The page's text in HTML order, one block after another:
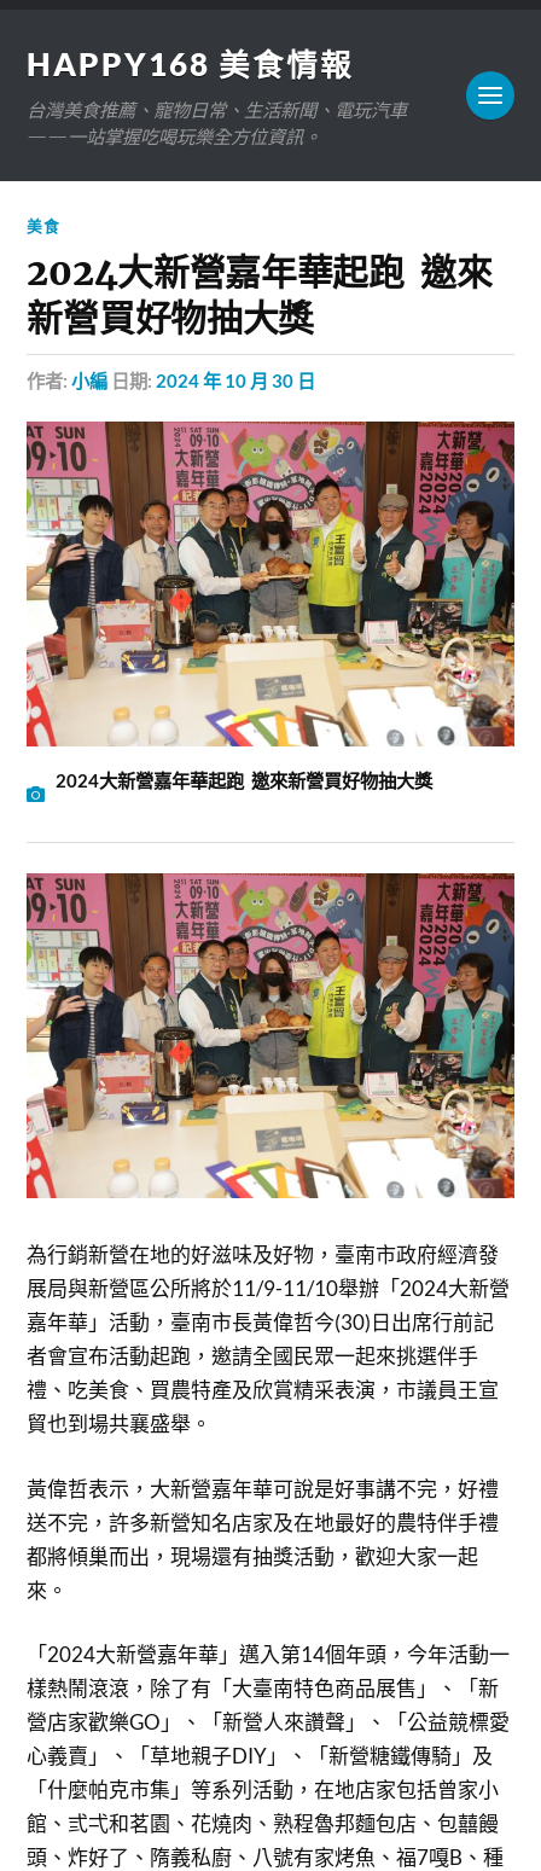
HAPPY168 美食情報
台灣美食推薦、寵物日常、生活新聞、電玩汽車
——一站掌握吃喝玩樂全方位資訊。
美食
2024大新營嘉年華起跑 邀來
新營買好物抽大獎
作者:小編 日期: 2024 年 10 月 30 日
2024大新營嘉年華起跑 邀來新營買好物抽大獎
為行銷新營在地的好滋味及好物，臺南市政府經濟發
展局與新營區公所將於11/9-11/10舉辦「2024大新營
嘉年華」活動，臺南市長黃偉哲今(30)日出席行前記
者會宣布活動起跑，邀請全國民眾一起來挑選伴手
禮、吃美食、買農特產及欣賞精采表演，市議員王宣
貿也到場共襄盛舉。
黃偉哲表示，大新營嘉年華可說是好事講不完，好禮
送不完，許多新營知名店家及在地最好的農特伴手禮
都將傾巢而出，現場還有抽獎活動，歡迎大家一起
來。
「2024大新營嘉年華」邁入第14個年頭，今年活動一
樣熱鬧滾滾，除了有「大臺南特色商品展售」、「新
營店家歡樂GO」、「新營人來讚聲」、「公益競標愛
心義賣」、「草地親子DIY」、「新營糖鐵傳騎」及
「什麼帕克市集」等系列活動，在地店家包括曾家小
館、弎弌和茗園、花燒肉、熟程魯邦麵包店、包囍饅
頭、炸好了、隋義私廚、八號有家烤魚、福7嘎B、種